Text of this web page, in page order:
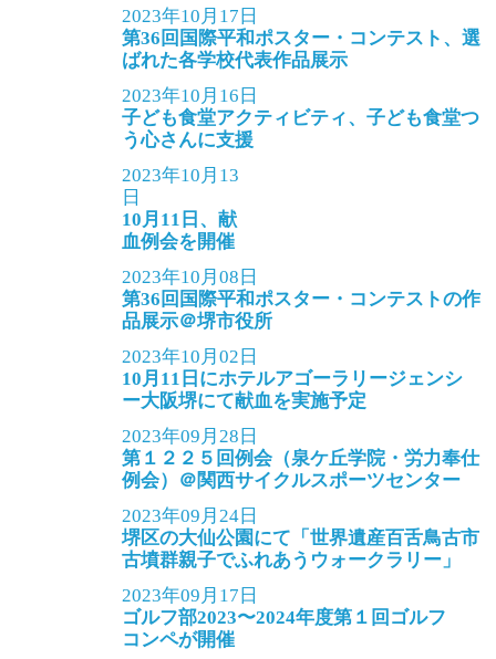
2023年10月17日
第36回国際平和ポスター・コンテスト、選
ばれた各学校代表作品展示
2023年10月16日
子ども食堂アクティビティ、子ども食堂つ
う心さんに支援
2023年10月13
日
10月11日、献
血例会を開催
2023年10月08日
第36回国際平和ポスター・コンテストの作
品展示＠堺市役所
2023年10月02日
10月11日にホテルアゴーラリージェンシ
ー大阪堺にて献血を実施予定
2023年09月28日
第１２２５回例会（泉ケ丘学院・労力奉仕
例会）＠関西サイクルスポーツセンター
2023年09月24日
堺区の大仙公園にて「世界遺産百舌鳥古市
古墳群親子でふれあうウォークラリー」
2023年09月17日
ゴルフ部2023〜2024年度第１回ゴルフ
コンペが開催